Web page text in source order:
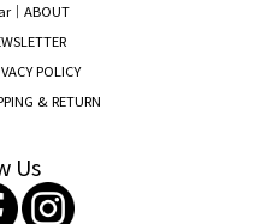
｜ABOUT
POLICY
& RETURN
Us